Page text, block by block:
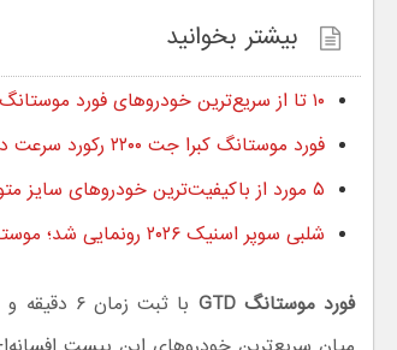
بیشتر بخوانید
۱۰ تا از سریع‌ترین خودروهای فورد موستانگ که تاکنون ساخته شده است
فورد موستانگ کبرا جت ۲۲۰۰ رکورد سرعت در دنیای خودروهای برقی را شکست
۵ مورد از باکیفیت‌ترین خودروهای سایز متوسط طبق گفته JD POWER
شلبی سوپر اسنیک ۲۰۲۶ رونمایی شد؛ موستانگ هیولای ۸۳۰ اسب بخاری
فورد موستانگ GTD